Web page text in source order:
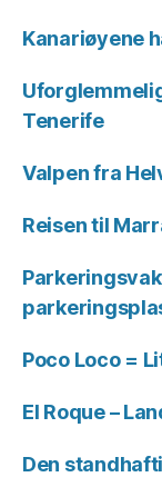
Kanariøyene
Tenerife
Valpen fra
Reisen til
Poco Loco =
El Roque –
Den